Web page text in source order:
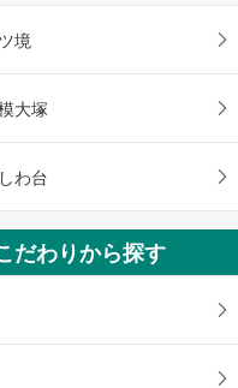
境
大塚
わ台
だわりから探す